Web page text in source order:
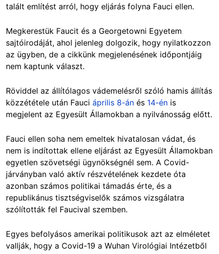
talált említést arról, hogy eljárás folyna Fauci ellen.
Megkerestük Faucit és a Georgetowni Egyetem
sajtóirodáját, ahol jelenleg dolgozik, hogy nyilatkozzon
az ügyben, de a cikkünk megjelenésének időpontjáig
nem kaptunk választ.
Röviddel az állítólagos vádemelésről szóló hamis állítás
közzététele után Fauci április 8-án és 14-én is
megjelent az Egyesült Államokban a nyilvánosság előtt.
Fauci ellen soha nem emeltek hivatalosan vádat, és
nem is indítottak ellene eljárást az Egyesült Államokban
egyetlen szövetségi ügynökségnél sem. A Covid-
járványban való aktív részvételének kezdete óta
azonban számos politikai támadás érte, és a
republikánus tisztségviselők számos vizsgálatra
szólították fel Faucival szemben.
Egyes befolyásos amerikai politikusok azt az elméletet
vallják, hogy a Covid-19 a Wuhan Virológiai Intézetből